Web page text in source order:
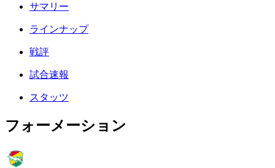
サマリー
ラインナップ
戦評
試合速報
スタッツ
フォーメーション